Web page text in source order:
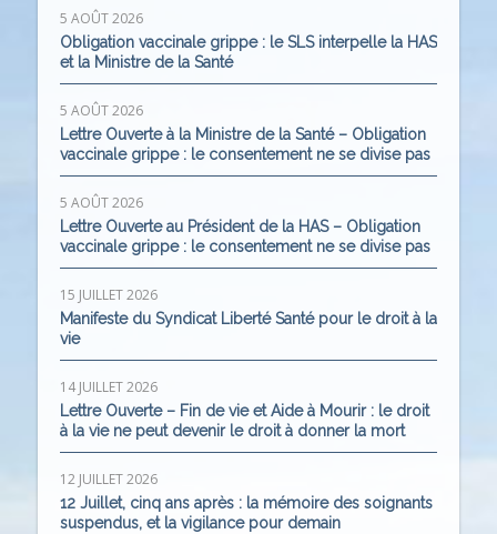
5 AOÛT 2026
Obligation vaccinale grippe : le SLS interpelle la HAS
et la Ministre de la Santé
5 AOÛT 2026
Lettre Ouverte à la Ministre de la Santé – Obligation
vaccinale grippe : le consentement ne se divise pas
5 AOÛT 2026
Lettre Ouverte au Président de la HAS – Obligation
vaccinale grippe : le consentement ne se divise pas
15 JUILLET 2026
Manifeste du Syndicat Liberté Santé pour le droit à la
vie
14 JUILLET 2026
Lettre Ouverte – Fin de vie et Aide à Mourir : le droit
à la vie ne peut devenir le droit à donner la mort
12 JUILLET 2026
12 Juillet, cinq ans après : la mémoire des soignants
suspendus, et la vigilance pour demain